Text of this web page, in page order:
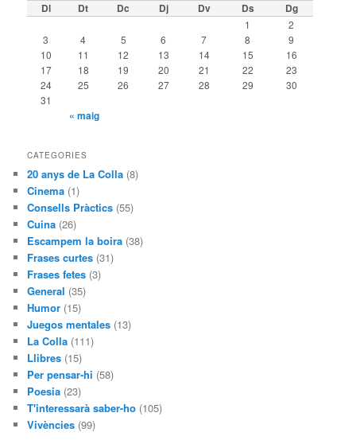
Dl Dt Dc Dj Dv Ds Dg
1
2
3
4 5 6 7 8
9
10
11 12 13 14 15
16
17
18 19 20 21 22
23
24
25 26 27 28 29
30
31
« maig
CATEGORIES
20 anys de La Colla (8)
Cinema (1)
Consells Pràctics (55)
Cuina (26)
Escampem la boira (38)
Frases curtes (31)
Frases fetes (3)
General (35)
Humor (15)
Juegos mentales (13)
La Colla (111)
Llibres (15)
Per pensar-hi (58)
Poesia (23)
T'interessarà saber-ho (105)
Vivències (99)